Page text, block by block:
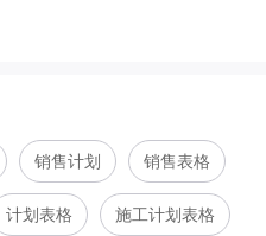
销售计划 销售表格
计划表格 施工计划表格